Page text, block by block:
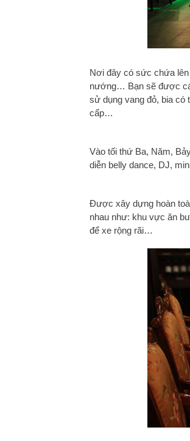
Nơi đây có sức chứa
nướng… Bạn sẽ được
sử dụng vang đỏ, bia có
cấp…
Vào tối thứ Ba, Năm,
diễn belly dance, DJ,
Được xây dựng hoàn
nhau như: khu vực ăn
để xe rộng rãi…